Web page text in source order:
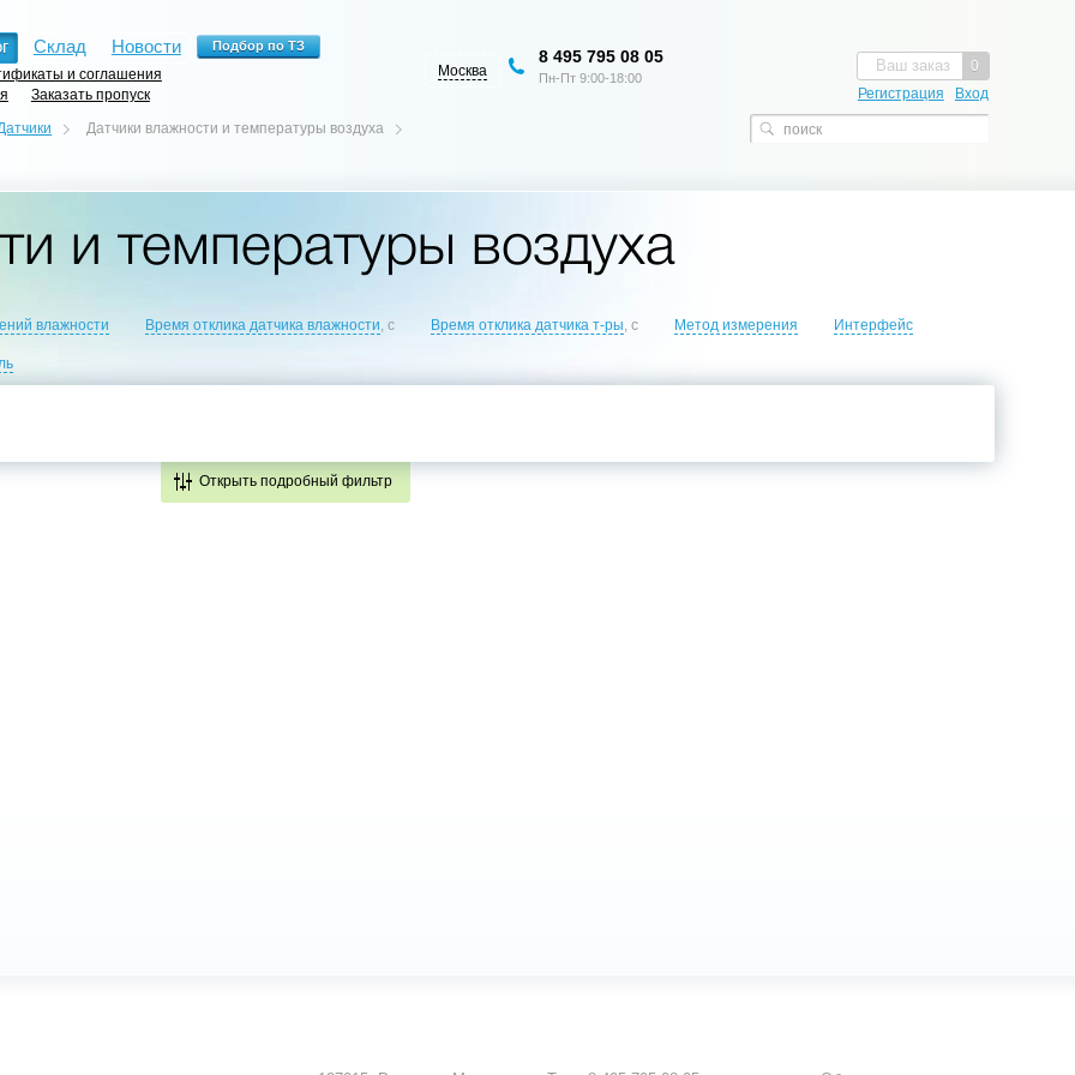
Склад Новости
и соглашения
Заказать пропуск
0
Ваш заказ
Регистрация Вход
Москва
8 495 795 08 05
Пн-Пт 9:00-18:00
Датчики влажности и температуры воздуха
и температуры воздуха
влажности Время отклика датчика влажности, с Время отклика датчика т-ры, с Метод измерения Интерфейс
Открыть подробный фильтр